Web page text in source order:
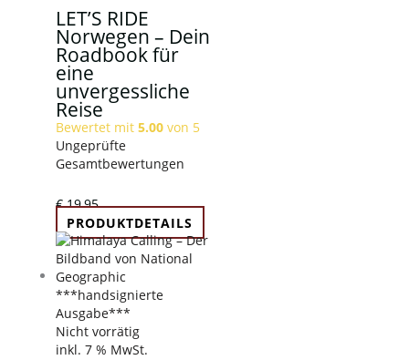
LET’S RIDE
Norwegen – Dein
Roadbook für
eine
unvergessliche
Reise
Bewertet mit5.00 von 5
Ungeprüfte
Gesamtbewertungen
€19,95
PRODUKTDETAILS
Nicht vorrätig
inkl. 7 % MwSt.